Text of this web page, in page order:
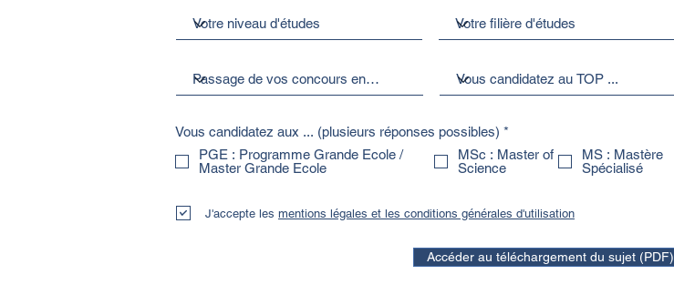
Vous candidatez aux ... (plusieurs réponses possibles) *
l
t
r
e
PGE : Programme Grande Ecole /
Master Grande Ecole
MSc : Master of
Science
MS : Mastère
Spécialisé
J'accepte les mentions légales et les conditions générales d'utilisation
Accéder au téléchargement du sujet (PDF)